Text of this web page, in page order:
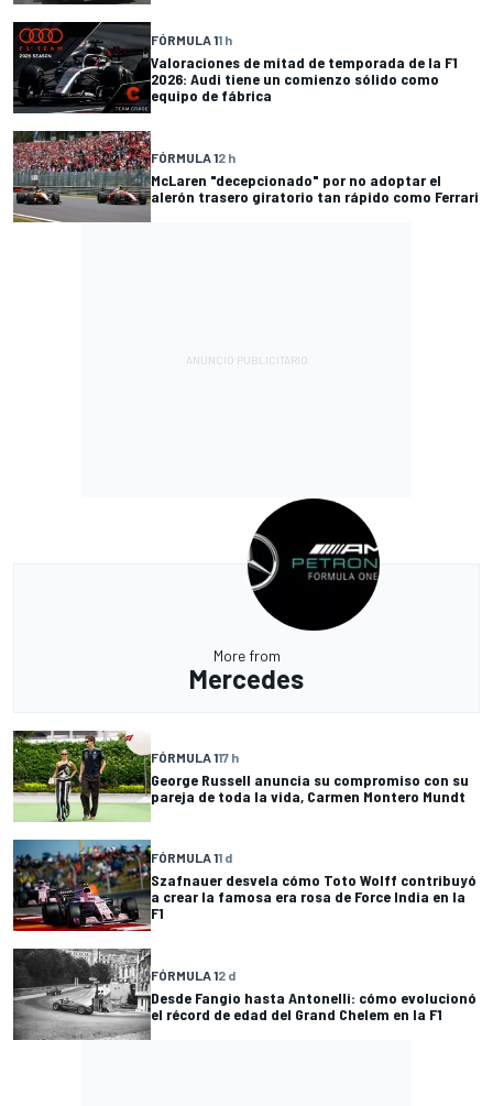
FÓRMULA 11 h
Valoraciones de mitad de temporada de la F1
2026: Audi tiene un comienzo sólido como
equipo de fábrica
FÓRMULA 12 h
McLaren "decepcionado" por no adoptar el
alerón trasero giratorio tan rápido como Ferrari
More from
Mercedes
FÓRMULA 117 h
George Russell anuncia su compromiso con su
pareja de toda la vida, Carmen Montero Mundt
FÓRMULA 11 d
Szafnauer desvela cómo Toto Wolff contribuyó
a crear la famosa era rosa de Force India en la
F1
FÓRMULA 12 d
Desde Fangio hasta Antonelli: cómo evolucionó
el récord de edad del Grand Chelem en la F1